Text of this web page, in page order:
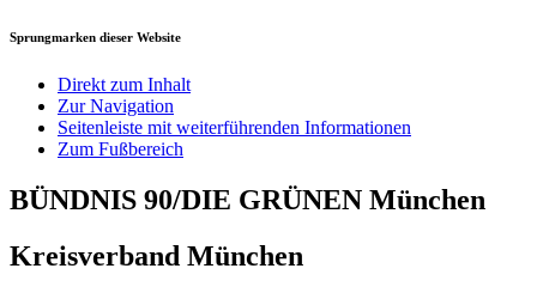
Sprungmarken dieser Website
Direkt zum Inhalt
Zur Navigation
Seitenleiste mit weiterführenden Informationen
Zum Fußbereich
BÜNDNIS 90/DIE GRÜNEN München
Kreisverband München